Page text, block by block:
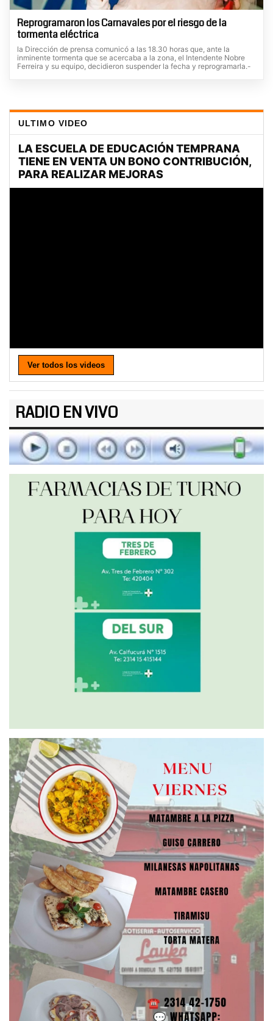
Reprogramaron los Carnavales por el riesgo de la
tormenta eléctrica
la Dirección de prensa comunicó a las 18.30 horas que, ante la
inminente tormenta que se acercaba a la zona, el Intendente Nobre
Ferreira y su equipo, decidieron suspender la fecha y reprogramarla.-
ULTIMO VIDEO
Ver todos los videos
RADIO EN VIVO